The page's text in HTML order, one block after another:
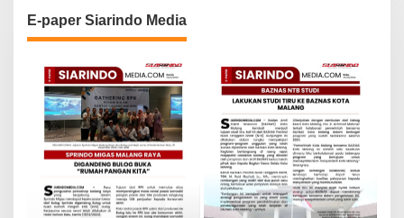
E-paper Siarindo Media